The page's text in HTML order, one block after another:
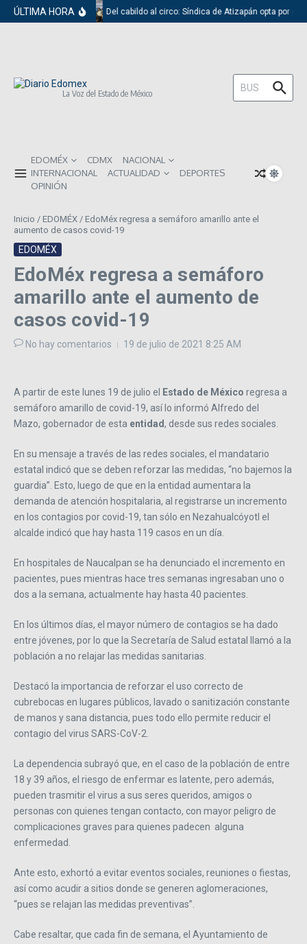
Saltar al contenido
ÚLTIMA HORA Del cabildo al circo: Síndica de Atizapán opta por el
La Voz del Estado de México
Buscar:
EDOMÉX CDMX
NACIONAL
INTERNACIONAL
ACTUALIDAD
DEPORTES
OPINIÓN
Inicio / EDOMÉX / EdoMéx regresa a semáforo amarillo ante el
aumento de casos covid-19
EDOMÉX
EdoMéx regresa a semáforo
amarillo ante el aumento de
casos covid-19
No hay comentarios 19 de julio de 2021 8:25 AM
A partir de este lunes 19 de julio el Estado de México regresa a
semáforo amarillo de covid-19, así lo informó Alfredo del
Mazo, gobernador de esta entidad, desde sus redes sociales.
En su mensaje a través de las redes sociales, el mandatario
estatal indicó que se deben reforzar las medidas, “no bajemos la
guardia”. Esto, luego de que en la entidad aumentara la
demanda de atención hospitalaria, al registrarse un incremento
en los contagios por covid-19, tan sólo en Nezahualcóyotl el
alcalde indicó que hay hasta 119 casos en un día.
En hospitales de Naucalpan se ha denunciado el incremento en
pacientes, pues mientras hace tres semanas ingresaban uno o
dos a la semana, actualmente hay hasta 40 pacientes.
En los últimos días, el mayor número de contagios se ha dado
entre jóvenes, por lo que la Secretaría de Salud estatal llamó a la
población a no relajar las medidas sanitarias.
Destacó la importancia de reforzar el uso correcto de
cubrebocas en lugares públicos, lavado o sanitización constante
de manos y sana distancia, pues todo ello permite reducir el
contagio del virus SARS-CoV-2.
La dependencia subrayó que, en el caso de la población de entre
18 y 39 años, el riesgo de enfermar es latente, pero además,
pueden trasmitir el virus a sus seres queridos, amigos o
personas con quienes tengan contacto, con mayor peligro de
complicaciones graves para quienes padecen alguna
enfermedad.
Ante esto, exhortó a evitar eventos sociales, reuniones o fiestas,
así como acudir a sitios donde se generen aglomeraciones,
“pues se relajan las medidas preventivas”.
Cabe resaltar, que cada fin de semana, el Ayuntamiento de